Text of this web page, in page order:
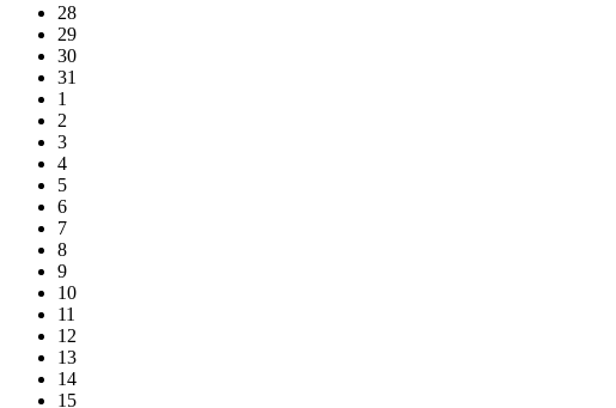
28
29
30
31
1
2
3
4
5
6
7
8
9
10
11
12
13
14
15